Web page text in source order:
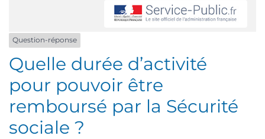
Question-réponse
Quelle durée d’activité
pour pouvoir être
remboursé par la Sécurité
sociale ?